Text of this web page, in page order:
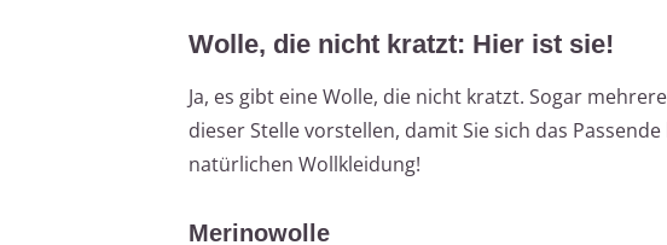
Wolle, die nicht kratzt: Hier ist sie!
Ja, es gibt eine Wolle, die nicht kratzt. Sogar
dieser Stelle vorstellen, damit Sie sich das
natürlichen Wollkleidung!
Merinowolle